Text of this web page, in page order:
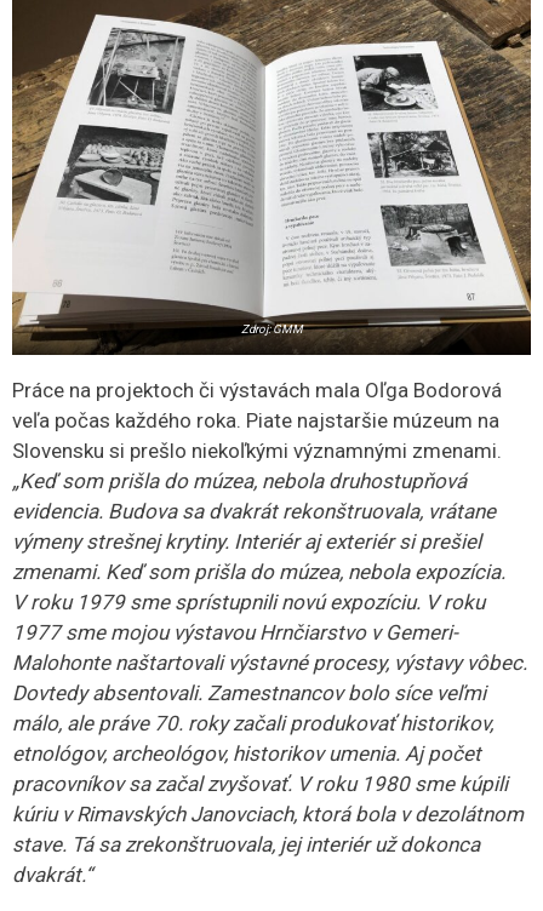
Zdroj: GMM
Práce na projektoch či výstavách mala Oľga Bodorová
veľa počas každého roka. Piate najstaršie múzeum na
Slovensku si prešlo niekoľkými významnými zmenami.
„Keď som prišla do múzea, nebola druhostupňová
evidencia. Budova sa dvakrát rekonštruovala, vrátane
výmeny strešnej krytiny. Interiér aj exteriér si prešiel
zmenami. Keď som prišla do múzea, nebola expozícia.
V roku 1979 sme sprístupnili novú expozíciu. V roku
1977 sme mojou výstavou Hrnčiarstvo v Gemeri-
Malohonte naštartovali výstavné procesy, výstavy vôbec.
Dovtedy absentovali. Zamestnancov bolo síce veľmi
málo, ale práve 70. roky začali produkovať historikov,
etnológov, archeológov, historikov umenia. Aj počet
pracovníkov sa začal zvyšovať. V roku 1980 sme kúpili
kúriu v Rimavských Janovciach, ktorá bola v dezolátnom
stave. Tá sa zrekonštruovala, jej interiér už dokonca
dvakrát.“